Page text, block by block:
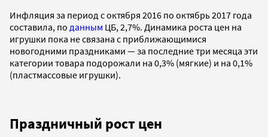
Инфляция за период с октября 2016 по октябрь 2017 года
составила, по данным ЦБ, 2,7%. Динамика роста цен на
игрушки пока не связана с приближающимися
новогодними праздниками — за последние три месяца эти
категории товара подорожали на 0,3% (мягкие) и на 0,1%
(пластмассовые игрушки).
Праздничный рост цен